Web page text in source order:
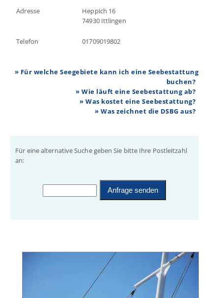
Adresse
Heppich 16
74930 Ittlingen
Telefon 01709019802
» Für welche Seegebiete kann ich eine Seebestattung
buchen?
» Wie läuft eine Seebestattung ab?
» Was kostet eine Seebestattung?
» Was zeichnet die DSBG aus?
Für eine alternative Suche geben Sie bitte Ihre Postleitzahl
an: